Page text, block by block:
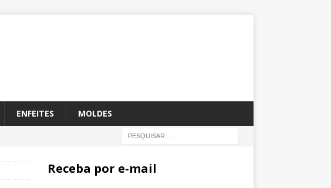
ENFEITES MOLDES
Receba por e-mail